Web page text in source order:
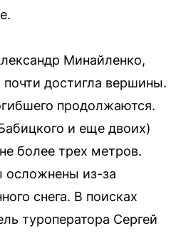
Минайленко,
почти достигла вершины.
продолжаются.
и еще двоих)
более трех метров.
осложнены из-за
снега. В поисках
туроператора Сергей